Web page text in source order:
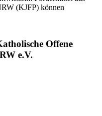
(KJFP) können
Offene
e.V.